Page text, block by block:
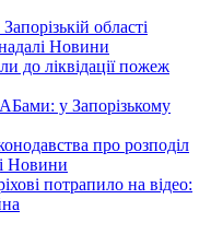
області
Новини
до ліквідації пожеж
у Запорізькому
про розподіл
Новини
потрапило на відео: